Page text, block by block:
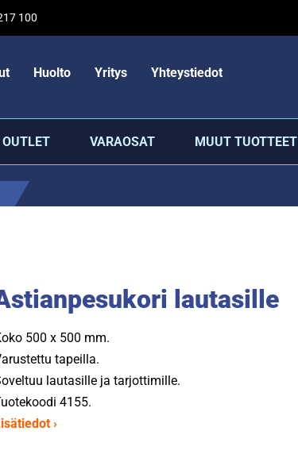
100
Huolto Yritys Yhteystiedot
OUTLET VARAOSAT MUUT TUOTTEET
lautasille
500 x 500 mm.
tapeilla.
lautasille ja tarjottimille.
4155.
›